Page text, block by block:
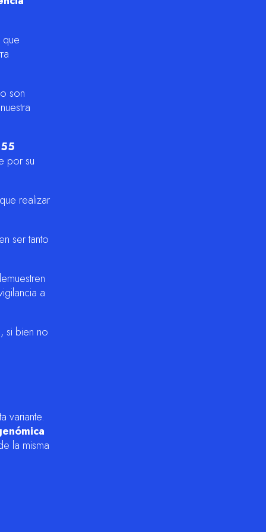
son
55
por su
realizar
ser tanto
a
si bien no
variante.
la misma